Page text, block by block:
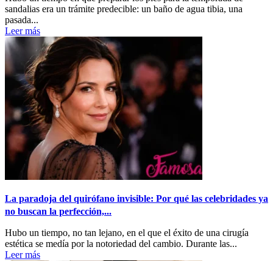
sandalias era un trámite predecible: un baño de agua tibia, una
pasada...
Leer más
La paradoja del quirófano invisible: Por qué las celebridades ya
no buscan la perfección,...
Hubo un tiempo, no tan lejano, en el que el éxito de una cirugía
estética se medía por la notoriedad del cambio. Durante las...
Leer más